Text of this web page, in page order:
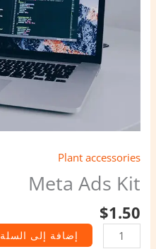
Plant accessories
Meta Ads Kit
$1.50
إضافة إلى السلة